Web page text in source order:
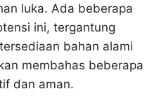
luka. Ada beberapa
ini, tergantung
bahan alami
membahas beberapa
dan aman.